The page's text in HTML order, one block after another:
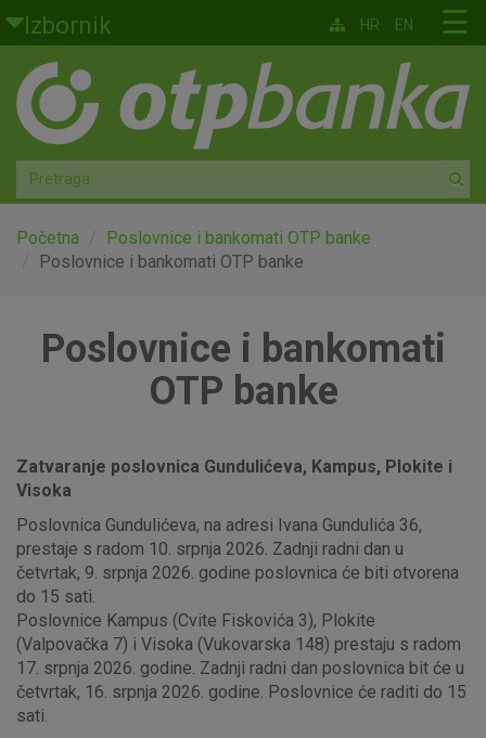
Skoči na glavni sadržaj
Izbornik
Građani
Privatno bankarstvo
Agro
Mala poduzeća i obrtnici
Globalna tržišta
☰
HR EN
Početna
Poslovnice i bankomati OTP banke
Poslovnice i bankomati OTP banke
Poslovnice i bankomati
OTP banke
Zatvaranje poslovnica Gundulićeva, Kampus, Plokite i
Visoka
Poslovnica Gundulićeva, na adresi Ivana Gundulića 36,
prestaje s radom 10. srpnja 2026. Zadnji radni dan u
četvrtak, 9. srpnja 2026. godine poslovnica će biti otvorena
do 15 sati.
Poslovnice Kampus (Cvite Fiskovića 3), Plokite
(Valpovačka 7) i Visoka (Vukovarska 148) prestaju s radom
17. srpnja 2026. godine. Zadnji radni dan poslovnica bit će u
četvrtak, 16. srpnja 2026. godine. Poslovnice će raditi do 15
sati.